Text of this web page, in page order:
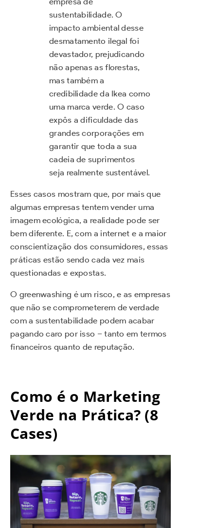
sustentabilidade. O
impacto ambiental desse
desmatamento ilegal foi
devastador, prejudicando
não apenas as florestas,
mas também a
credibilidade da Ikea como
uma marca verde. O caso
expôs a dificuldade das
grandes corporações em
garantir que toda a sua
cadeia de suprimentos
seja realmente sustentável.
Esses casos mostram que, por mais que
algumas empresas tentem vender uma
imagem ecológica, a realidade pode ser
bem diferente. E, com a internet e a maior
conscientização dos consumidores, essas
práticas estão sendo cada vez mais
questionadas e expostas.
O greenwashing é um risco, e as empresas
que não se comprometerem de verdade
com a sustentabilidade podem acabar
pagando caro por isso – tanto em termos
financeiros quanto de reputação.
Como é o Marketing
Verde na Prática? (8
Cases)